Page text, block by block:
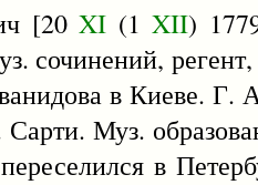
[20 XI (1 XII)
сочинений,
в Киеве.
Сарти. Муз.
в